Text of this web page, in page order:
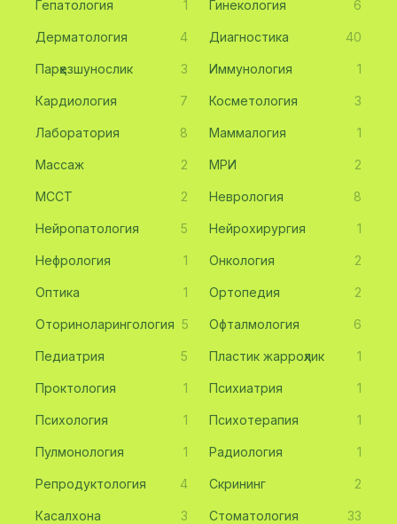
Гепатология 1 Гинекология 6
Дерматология 4 Диагностика 40
Парҳезшунослик 3 Иммунология 1
Кардиология 7 Косметология 3
Лаборатория 8 Маммалогия 1
Массаж 2 МРИ 2
МССТ 2 Неврология 8
Нейропатология 5 Нейрохирургия 1
Нефрология 1 Онкология 2
Оптика 1 Ортопедия 2
Оториноларингология 5 Офталмология 6
Педиатрия 5 Пластик жарроҳлик 1
Проктология 1 Психиатрия 1
Психология 1 Психотерапия 1
Пулмонология 1 Радиология 1
Репродуктология 4 Скрининг 2
Касалхона 3 Стоматология 33